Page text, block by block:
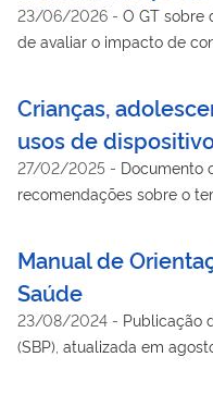
República)
23/06/2026 - O GT sobre
de avaliar o impacto de
desenvolvimento de
fundamentais e
Crianças,
usos de
27/02/2025 - Documento
recomendações sobre o
saudável.
Manual de
Saúde
23/08/2024 - Publicação
(SBP), atualizada em